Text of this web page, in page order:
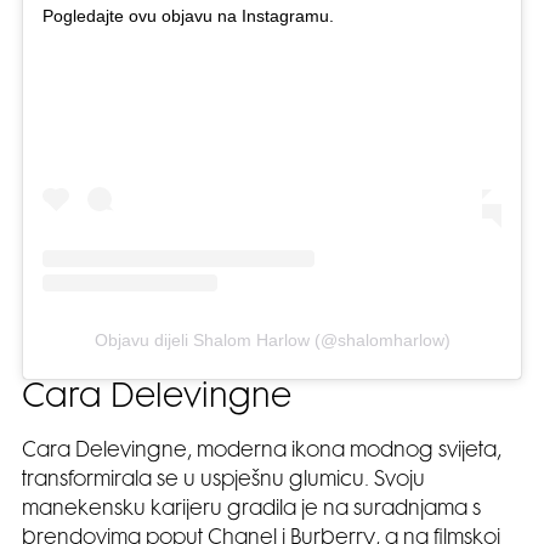
Pogledajte ovu objavu na Instagramu.
Objavu dijeli Shalom Harlow (@shalomharlow)
Cara Delevingne
Cara Delevingne, moderna ikona modnog svijeta,
transformirala se u uspješnu glumicu. Svoju
manekensku karijeru gradila je na suradnjama s
brendovima poput Chanel i Burberry, a na filmskoj